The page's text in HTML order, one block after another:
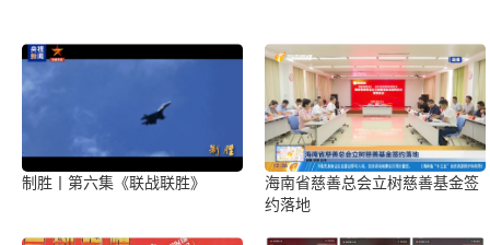
制胜丨第六集《联战联胜》
海南省慈善总会立树慈善基金签
约落地